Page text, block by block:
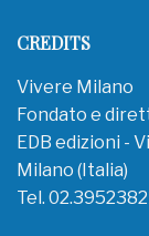
CREDITS
Vivere Milano
Fondato e
EDB edizioni -
Milano (Italia)
Tel.